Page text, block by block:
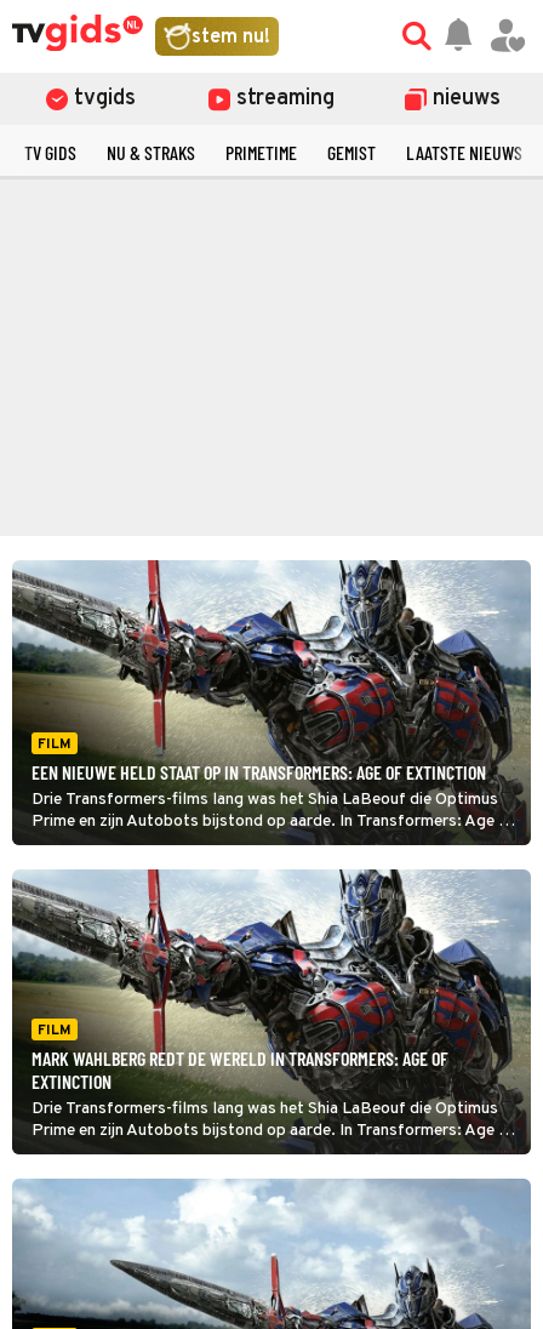
stem nu!
tvgids streaming nieuws
TV GIDS NU & STRAKS PRIMETIME GEMIST LAATSTE NIEUWS
FILM
EEN NIEUWE HELD STAAT OP IN TRANSFORMERS: AGE OF EXTINCTION
Drie Transformers-films lang was het Shia LaBeouf die Optimus
Prime en zijn Autobots bijstond op aarde. In Transformers: Age of
Extinction neemt Mark Wahlberg het van hem over.
FILM
MARK WAHLBERG REDT DE WERELD IN TRANSFORMERS: AGE OF
EXTINCTION
Drie Transformers-films lang was het Shia LaBeouf die Optimus
Prime en zijn Autobots bijstond op aarde. In Transformers: Age of
Extinction neemt Mark Wahlberg het van hem over.